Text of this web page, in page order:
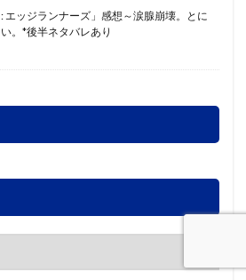
エッジランナーズ」感想～涙腺崩壊。とに
。*後半ネタバレあり